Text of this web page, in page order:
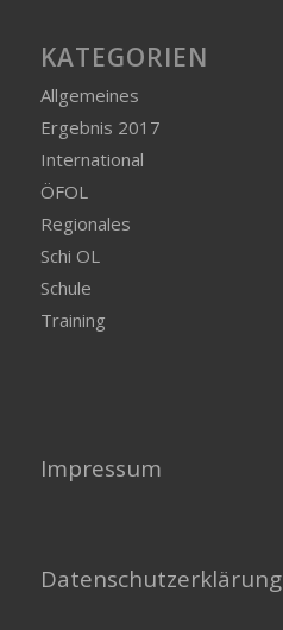
KATEGORIEN
Allgemeines
Ergebnis 2017
International
ÖFOL
Regionales
Schi OL
Schule
Training
Impressum
Datenschutzerklärung